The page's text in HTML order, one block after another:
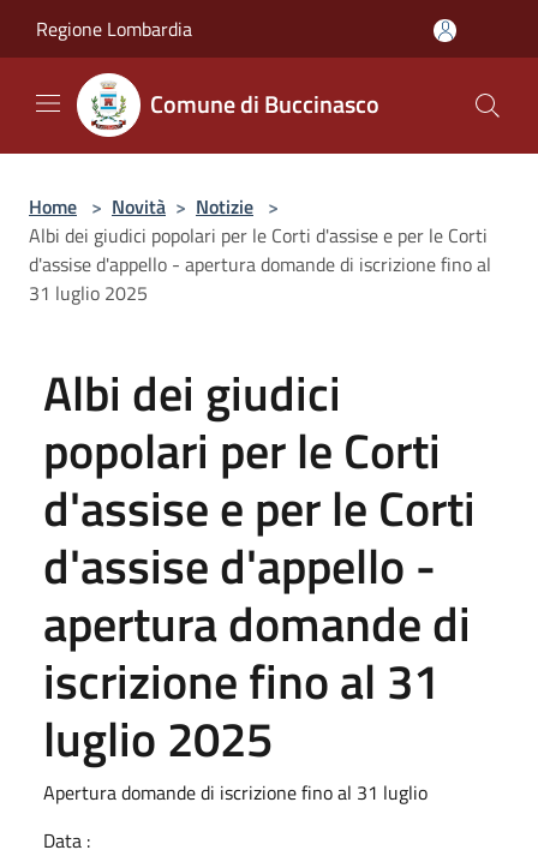
Regione Lombardia
Comune di Buccinasco
Home > Novità > Notizie >
Albi dei giudici popolari per le Corti d'assise e per le Corti
d'assise d'appello - apertura domande di iscrizione fino al
31 luglio 2025
Albi dei giudici
popolari per le Corti
d'assise e per le Corti
d'assise d'appello -
apertura domande di
iscrizione fino al 31
luglio 2025
Apertura domande di iscrizione fino al 31 luglio
Data :